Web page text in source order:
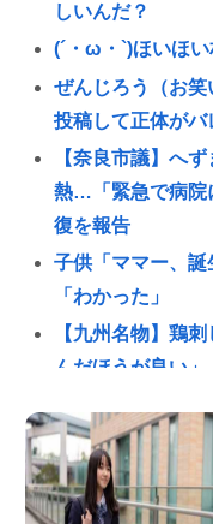
しいんだ？
(´・ω・`)ほいほ
ぜんじろう（お笑
投稿して正体がバ
【奈良市議】へ
熱…「緊急で病院
復を報告
子供「ママー、
「わかった」
【九州名物】鶏
んだほうが良い」
消耗させるとか予
ヒコロヒー コン
い〟理由